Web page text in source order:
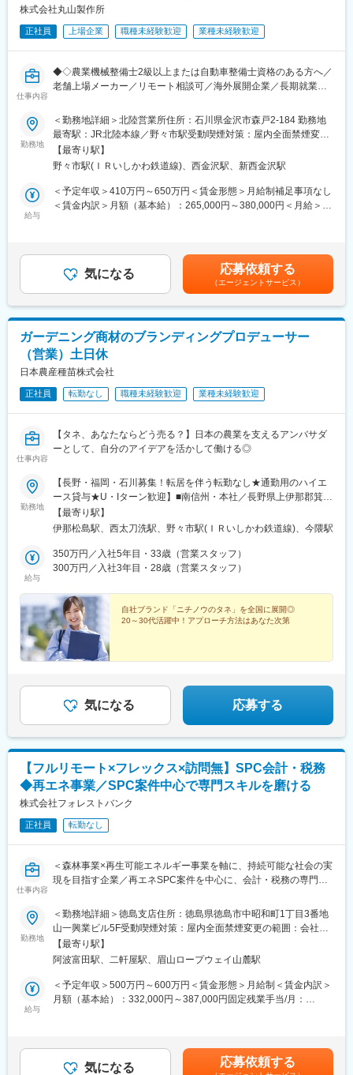
・納品後のフォロー、品質チェック
※訪問が中心で、社用車を使用して移動します。
※担当顧客：スーパー、飲食店（ケーキ店・喫茶店・お好み焼き店
など）
■取り扱い商材
当社が扱うのは、石川県で長い歴史を持つ養鶏場で生産された高
「多少高くてもこの卵がいい」と選ばれる商品であり、大手鶏卵
商社からも引き合いがあるほど品質に強みがあります。
料理や用途に応じて最適な卵を提案するなど、“食の価値を届ける
営業”としての面白さがあります。
■入社後の流れ
まずは商品知識（種類・特徴）を学ぶところからスタート。
■働き方
・残業ほぼなし（スケジュールは個人裁量が大きく調整可能）
・ノルマなし（数字に追われる営業ではありません）
“売る”よりも“信頼関係を築く”ことに重きを置いた営業スタイルで
す。
■組織構成
・営業部：部長1名、メンバー1名
少数精鋭のため、意思決定が早く、裁量を持って働ける環境で
■会社の特徴
創業70年、石川県最大級の養鶏場を運営する鶏卵生産卸企業。
大手スーパー・飲食店に供給しています。
変更の範囲：会社の定める業務
株式会社丸山製作所
正社員 上場企業 職種未経験歓迎 業種未経験歓迎
仕事内容
◆◇農業機械整備士2級以上または自動車整備士資格のある方へ／
老舗上場メーカー／リモート相談可／海外展開企業／長期就業し
■業務内容
・農業機械の整備・修理作業
・年次点検（車検のような定期点検）の実施
・お客様先への出張修理対応（緊急時）
【1日の流れ】（例）
・12:00：休憩
・12:45：整備工場にて修理、整備
・16:00：事務処理、翌日の業務内容確認、打ち合わせ
週2回のNO残業デーの設置や毎月の効率化提案コンテストなど、
働き方改革に積極的に取り組んでおり、成果として表れていま
す。
■当社の魅力：
創業130年以上・東証上場の安定基盤を持つ丸山製作所は、消火
器から事業を開始し、現在ではポンプ・エンジン技術をコアに農
業・産業機械分野で高い競争力を発揮するメーカーです。長年培
った技術力により、防除機や高圧洗浄機など幅広い製品を展開
働き方の面では、年間休日125日・完全週休2日制に加え、フレッ
クスタイム制度や一部リモートワークを導入し、ワークライフバ
ランスを重視した環境を整備しています。 また、退職金制度や住
宅補助、持株会、共済会など福利厚生も充実しており、社員が長
さらに開発・生産から販売・アフターサービスまでを一貫して担
う「生販一体」体制により、顧客への価値提供を実感しながら専
する製品を通じて、安定性と成長性を両立したキャリアを築くこ
とができます。
変更の範囲：当社業務全般
勤務地
＜勤務地詳細＞北陸営業所住所：石川県金沢市森戸2-184 勤務地
最寄駅：JR北陸本線／野々市駅受動喫煙対策：屋内全面禁煙変更
の範囲：会社の定める事業所（リモートワーク含む）
【最寄り駅】
野々市駅(ＩＲいしかわ鉄道線)、西金沢駅、新西金沢駅
給与
＜予定年収＞410万円～650万円＜賃金形態＞月給制補足事項なし
＜賃金内訳＞月額（基本給）：265,000円～380,000円＜月給＞
ります。月給(月額)は固定手当を含めた表記です。
気になる 応募依頼する
（エージェントサービス）
ガーデニング商材のブランディングプロデューサー
（営業）土日休
日本農産種苗株式会社
正社員 転勤なし 職種未経験歓迎 業種未経験歓迎
仕事内容
【タネ、あなたならどう売る？】日本の農業を支えるアンバサダ
ーとして、自分のアイデアを活かして働ける◎
勤務地
【長野・福岡・石川募集！転居を伴う転勤なし★通勤用のハイエ
ース貸与★U・Iターン歓迎】■南信州・本社／長野県上伊那郡箕輪
町大字中箕輪9301■福岡営業所／福岡県三井郡大刀洗町高樋2469-
6■金沢営業所／石川県白山市専福寺町244-11〈アクセス〉■南信
鉄道甘木線「西太刀洗駅」より徒歩4分■金沢営業所／いしかわ鉄
道線「野々市駅」より車で6分（徒歩30分）・JR「松任駅」より
【最寄り駅】
伊那松島駅、西太刀洗駅、野々市駅(ＩＲいしかわ鉄道線)、今隈駅
給与
350万円／入社5年目・33歳（営業スタッフ）
300万円／入社3年目・28歳（営業スタッフ）
自社ブランド「ニチノウのタネ」を全国に展開◎
20～30代活躍中！アプローチ方法はあなた次第
気になる 応募する
【フルリモート×フレックス×訪問無】SPC会計・税務
◆再エネ事業／SPC案件中心で専門スキルを磨ける
株式会社フォレストバンク
正社員 転勤なし
仕事内容
＜森林事業×再生可能エネルギー事業を軸に、持続可能な社会の実
現を目指す企業／再エネSPC案件を中心に、会計・税務の専門性
■業務内容：
再生可能エネルギー（主に太陽光発電）に関するSPC案件を中心
に、以下の業務を段階的にお任せします。
まずは会計・税務業務からスタートし、将来的には上流工程にも
関わっていただく想定です。
＜会計業務＞
・仕訳入力、帳簿作成
・発電設備等の固定資産管理、減価償却
・プロジェクト単位での収支管理
勤務地
＜勤務地詳細＞徳島支店住所：徳島県徳島市中昭和町1丁目3番地
山一興業ビル5F受動喫煙対策：屋内全面禁煙変更の範囲：会社の
定める事業所（リモートワーク含む）
【最寄り駅】
阿波富田駅、二軒屋駅、眉山ロープウェイ山麓駅
給与
＜予定年収＞500万円～600万円＜賃金形態＞月給制＜賃金内訳＞
月額（基本給）：332,000円～387,000円固定残業手当/月：
齢、経験を考慮の上、決定します。※賞与あり（年最大3回、2ヶ
月分、業績に応じて支給）賃金はあくまでも目安の金額であり、
気になる 応募依頼する